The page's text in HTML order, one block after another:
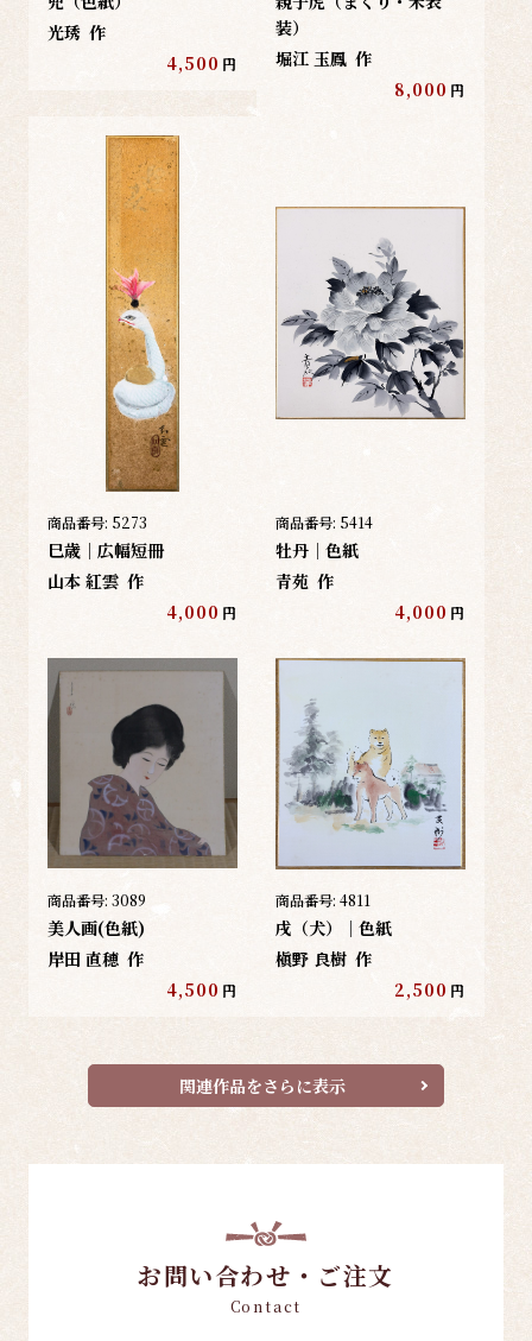
光琇 作
4,500 円
装）
堀江 玉鳳 作
8,000 円
商品番号: 5273
巳歳｜広幅短冊
山本 紅雲 作
4,000 円
商品番号: 5414
牡丹｜色紙
青苑 作
4,000 円
商品番号: 3089
美人画(色紙)
岸田 直穂 作
4,500 円
商品番号: 4811
戌（犬）｜色紙
槇野 良樹 作
2,500 円
関連作品をさらに表示
お問い合わせ・ご注文
Contact